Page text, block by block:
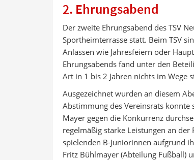
2. Ehrungsabend
Der zweite Ehrungsabend des TSV
Sportheimterrasse statt. Beim TSV
Anlässen wie Jahresfeiern oder
Ehrungsabends fand unter den
Art in 1 bis 2 Jahren nichts im Wege
Ausgezeichnet wurden an diesem
Abstimmung des Vereinsrats konnte
Mayer gegen die Konkurrenz
regelmäßig starke Leistungen an der
spielenden B-Juniorinnen aufgrund
Fritz Bühlmayer (Abteilung Fußball)